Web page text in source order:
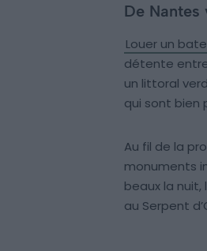
De Nantes
Louer un
détente
un littoral
qui sont bien
Au fil de la
monuments
beaux la nuit,
au Serpent